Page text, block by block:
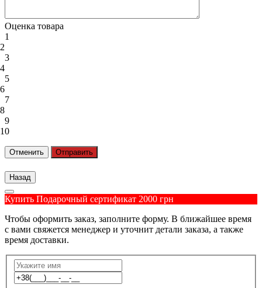
Оценка товара
1
2
3
4
5
6
7
8
9
10
Отменить Отправить
Купить Подарочный сертификат 2000 грн
Чтобы оформить заказ, заполните форму. В ближайшее время
с вами свяжется менеджер и уточнит детали заказа, а также
время доставки.